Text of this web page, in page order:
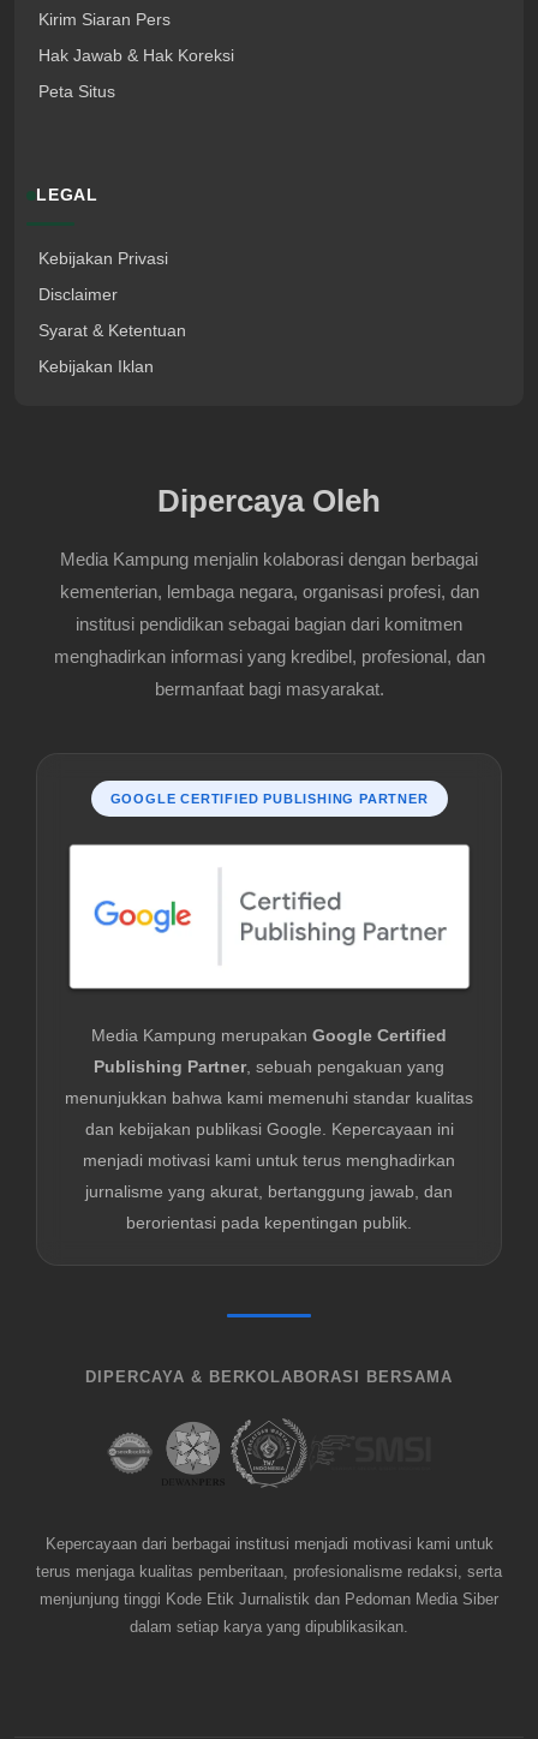
Kirim Siaran Pers
Hak Jawab & Hak Koreksi
Peta Situs
LEGAL
Kebijakan Privasi
Disclaimer
Syarat & Ketentuan
Kebijakan Iklan
Dipercaya Oleh
Media Kampung menjalin kolaborasi dengan berbagai
kementerian, lembaga negara, organisasi profesi, dan
institusi pendidikan sebagai bagian dari komitmen
menghadirkan informasi yang kredibel, profesional, dan
bermanfaat bagi masyarakat.
GOOGLE CERTIFIED PUBLISHING PARTNER
Media Kampung merupakan Google Certified
Publishing Partner, sebuah pengakuan yang
menunjukkan bahwa kami memenuhi standar kualitas
dan kebijakan publikasi Google. Kepercayaan ini
menjadi motivasi kami untuk terus menghadirkan
jurnalisme yang akurat, bertanggung jawab, dan
berorientasi pada kepentingan publik.
DIPERCAYA & BERKOLABORASI BERSAMA
Kepercayaan dari berbagai institusi menjadi motivasi kami untuk
terus menjaga kualitas pemberitaan, profesionalisme redaksi, serta
menjunjung tinggi Kode Etik Jurnalistik dan Pedoman Media Siber
dalam setiap karya yang dipublikasikan.